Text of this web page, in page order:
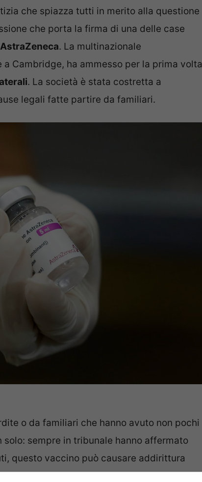
che spiazza tutti in merito alla questione
che porta la firma di una delle case
AstraZeneca. La multinazionale
Cambridge, ha ammesso per la prima volta
. La società è stata costretta a
legali fatte partire da familiari.
o da familiari che hanno avuto non pochi
sempre in tribunale hanno affermato
questo vaccino può causare addirittura
un nuovo polverone e, soprattutto, delle